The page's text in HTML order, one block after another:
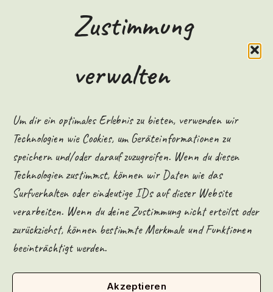
Zustimmung
verwalten
Um dir ein optimales Erlebnis zu bieten, verwenden wir
Technologien wie Cookies, um Geräteinformationen zu
speichern und/oder darauf zuzugreifen. Wenn du diesen
Technologien zustimmst, können wir Daten wie das
Surfverhalten oder eindeutige IDs auf dieser Website
verarbeiten. Wenn du deine Zustimmung nicht erteilst oder
zurückziehst, können bestimmte Merkmale und Funktionen
beeinträchtigt werden.
Akzeptieren
Meinen Namen, meine E-Mail-Adresse und meine Website in diesem
Browser für die nächste Kommentierung speichern.